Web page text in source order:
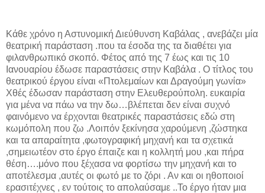
Κάθε χρόνο η Αστυνομική Διεύθυνση Καβάλας , ανεβάζει μία
θεατρική παράσταση .που τα έσοδα της τα διαθέτει για
φιλανθρωπικό σκοπό. Φέτος από της 7 έως και τις 10
Ιανουαρίου έδωσε παραστάσεις στην Καβάλα . Ο τίτλος του
θεατρικού έργου είναι «Πτολεμαίων και Δραγούμη γωνία»
Xθές έδωσαν παράσταση στην Ελευθερούπολη. ευκαιρία
για μένα να πάω να την δω…βλέπεται δεν είναι συχνό
φαινόμενο να έρχονται θεατρικές παραστάσεις εδώ στη
κωμόπολη που ζω .Λοιπόν ξεκίνησα χαρούμενη ,ζώστηκα
και τα απαραίτητα ,φωτογραφική μηχανή και τα σχετικά
,σημειωτέον στο έργο έπαιζε και η κολλητή μου ,και πήρα
θέση….μόνο που ξέχασα να φορτίσω την μηχανή και το
αποτέλεσμα ,αυτές οι φωτό με το ζόρι . Αν και οι ηθοποιοί
ερασιτέχνες , εν τούτοις το απολαύσαμε ..Το έργο ήταν μια